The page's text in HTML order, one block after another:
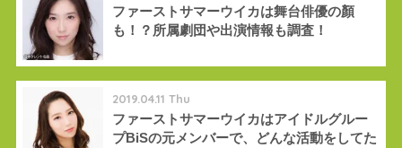
ファーストサマーウイカは舞台俳優の顏
も！？所属劇団や出演情報も調査！
2019.04.11 Thu
ファーストサマーウイカはアイドルグルー
プBiSの元メンバーで、どんな活動をしてた